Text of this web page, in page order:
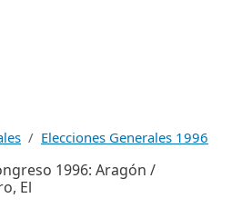
Elecciones Generales 1996
1996: Aragón /
El